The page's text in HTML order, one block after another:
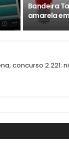
Bandeira
amarela
concurso 2.221: